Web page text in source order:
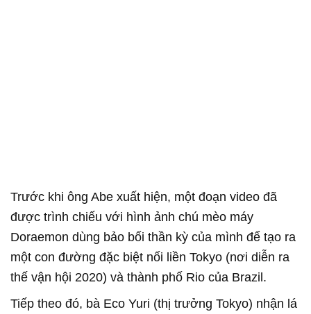
Trước khi ông Abe xuất hiện, một đoạn video đã
được trình chiếu với hình ảnh chú mèo máy
Doraemon dùng bảo bối thần kỳ của mình để tạo ra
một con đường đặc biệt nối liền Tokyo (nơi diễn ra
thế vận hội 2020) và thành phố Rio của Brazil.
Tiếp theo đó, bà Eco Yuri (thị trưởng Tokyo) nhận lá